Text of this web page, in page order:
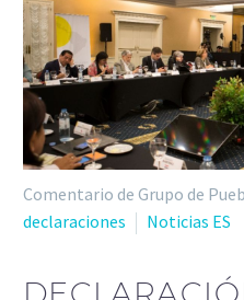
Comentario de Grupo de
declaraciones
Noticias ES